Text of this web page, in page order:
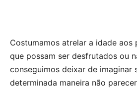
Costumamos atrelar a idade aos
que possam ser desfrutados ou
conseguimos deixar de imaginar
determinada maneira não